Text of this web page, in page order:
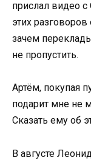
прислал видео
этих
зачем
не пропустить.
Артём, покупая
подарит мне не
Сказать ему об
В августе